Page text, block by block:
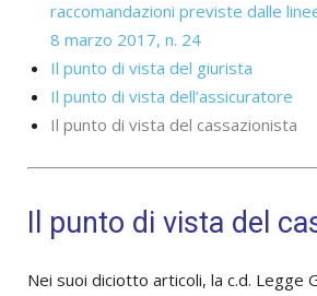
raccomandazioni previste dalle
8 marzo 2017, n. 24
Il punto di vista del giurista
Il punto di vista dell’assicuratore
Il punto di vista del cassazionista
Il punto di vista del
Nei suoi diciotto articoli, la c.d. Legge